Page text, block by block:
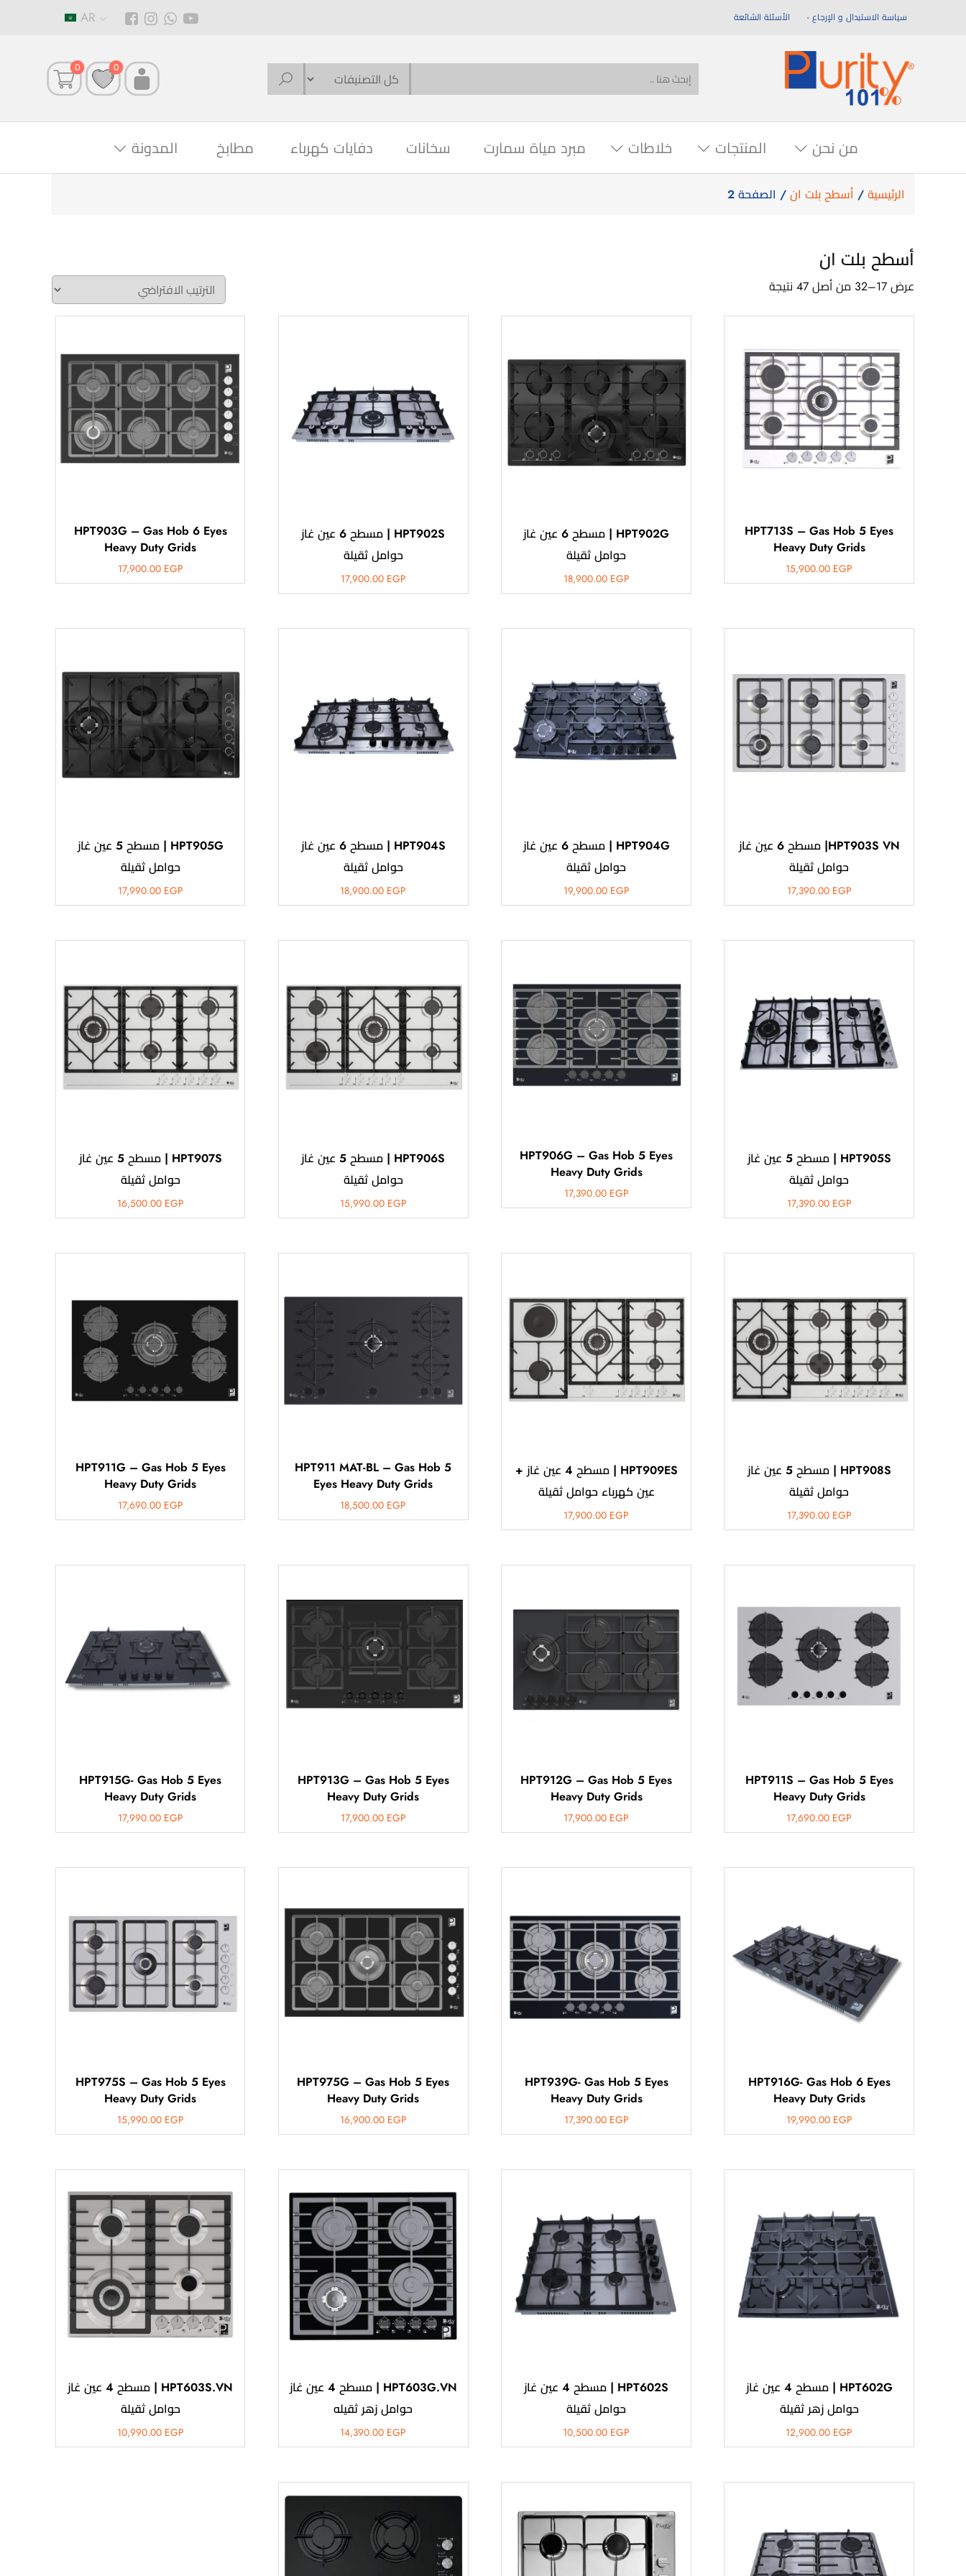
AR سياسة الاستبدال و الإرجاع الأسئلة الشائعة
0
0
من نحن المنتجات خلاطات مبرد مياة سمارت سخانات دفايات كهرباء مطابخ المدونة
الرئيسية / أسطح بلت ان / الصفحة 2
أسطح بلت ان
عرض 17–32 من أصل 47 نتيجة
HPT713S – Gas Hob 5 Eyes
Heavy Duty Grids
15,900.00 EGP
HPT902G | مسطح 6 عين غاز
حوامل ثقيلة
18,900.00 EGP
HPT902S | مسطح 6 عين غاز
حوامل ثقيلة
17,900.00 EGP
HPT903G – Gas Hob 6 Eyes
Heavy Duty Grids
17,900.00 EGP
HPT903S VN| مسطح 6 عين غاز
حوامل ثقيلة
17,390.00 EGP
HPT904G | مسطح 6 عين غاز
حوامل ثقيلة
19,900.00 EGP
HPT904S | مسطح 6 عين غاز
حوامل ثقيلة
18,900.00 EGP
HPT905G | مسطح 5 عين غاز
حوامل ثقيلة
17,990.00 EGP
HPT905S | مسطح 5 عين غاز
حوامل ثقيلة
17,390.00 EGP
HPT906G – Gas Hob 5 Eyes
Heavy Duty Grids
17,390.00 EGP
HPT906S | مسطح 5 عين غاز
حوامل ثقيلة
15,990.00 EGP
HPT907S | مسطح 5 عين غاز
حوامل ثقيلة
16,500.00 EGP
HPT908S | مسطح 5 عين غاز
حوامل ثقيلة
17,390.00 EGP
HPT909ES | مسطح 4 عين غاز +
عين كهرباء حوامل ثقيلة
17,900.00 EGP
HPT911 MAT-BL – Gas Hob 5
Eyes Heavy Duty Grids
18,500.00 EGP
HPT911G – Gas Hob 5 Eyes
Heavy Duty Grids
17,690.00 EGP
HPT911S – Gas Hob 5 Eyes
Heavy Duty Grids
17,690.00 EGP
HPT912G – Gas Hob 5 Eyes
Heavy Duty Grids
17,900.00 EGP
HPT913G – Gas Hob 5 Eyes
Heavy Duty Grids
17,900.00 EGP
HPT915G- Gas Hob 5 Eyes
Heavy Duty Grids
17,990.00 EGP
HPT916G- Gas Hob 6 Eyes
Heavy Duty Grids
19,990.00 EGP
HPT939G- Gas Hob 5 Eyes
Heavy Duty Grids
17,390.00 EGP
HPT975G – Gas Hob 5 Eyes
Heavy Duty Grids
16,900.00 EGP
HPT975S – Gas Hob 5 Eyes
Heavy Duty Grids
15,990.00 EGP
HPT602G | مسطح 4 عين غاز
حوامل زهر ثقيلة
12,900.00 EGP
HPT602S | مسطح 4 عين غاز
حوامل ثقيلة
10,500.00 EGP
HPT603G.VN | مسطح 4 عين غاز
حوامل زهر ثقيله
14,390.00 EGP
HPT603S.VN | مسطح 4 عين غاز
حوامل ثقيلة
10,990.00 EGP